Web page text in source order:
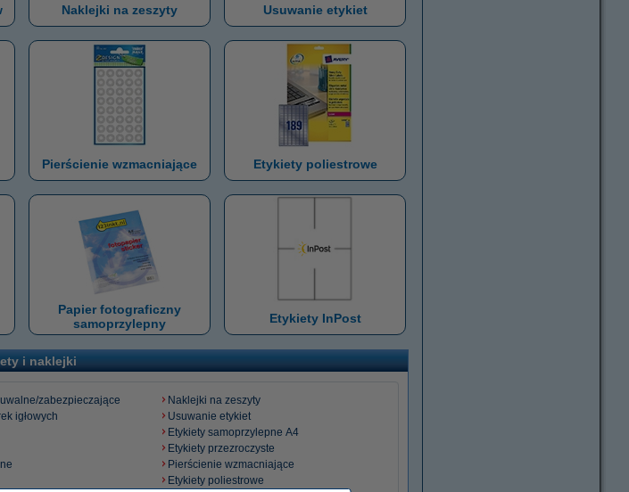
Naklejki na zeszyty Usuwanie etykiet
Pierścienie wzmacniające Etykiety poliestrowe
Papier fotograficzny
samoprzylepny
Etykiety InPost
i naklejki
zabezpieczające
igłowych
Naklejki na zeszyty
Usuwanie etykiet
Etykiety samoprzylepne A4
Etykiety przezroczyste
Pierścienie wzmacniające
Etykiety poliestrowe